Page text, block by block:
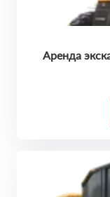
Аренда